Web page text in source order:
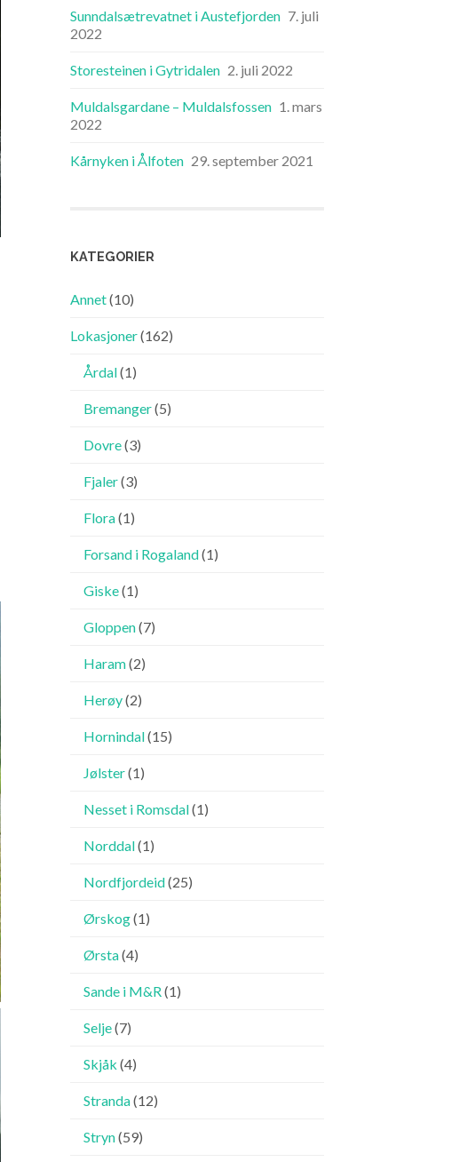
Sunndalsætrevatnet i Austefjorden 7. juli
2022
Storesteinen i Gytridalen 2. juli 2022
Muldalsgardane – Muldalsfossen 1. mars
2022
Kårnyken i Ålfoten 29. september 2021
KATEGORIER
Annet(10)
Lokasjoner(162)
Årdal(1)
Bremanger(5)
Dovre(3)
Fjaler(3)
Flora(1)
Forsand i Rogaland(1)
Giske(1)
Gloppen(7)
Haram(2)
Herøy(2)
Hornindal(15)
Jølster(1)
Nesset i Romsdal(1)
Norddal(1)
Nordfjordeid(25)
Ørskog(1)
Ørsta(4)
Sande i M&R(1)
Selje(7)
Skjåk (4)
Stranda(12)
Stryn(59)